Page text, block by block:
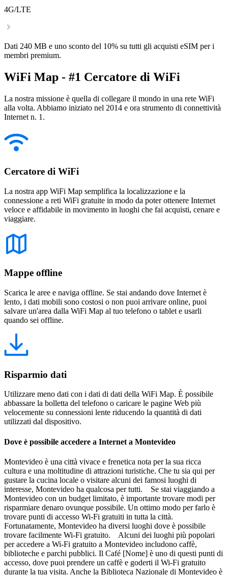
4G/LTE
Dati 240 MB e uno sconto del 10% su tutti gli acquisti eSIM per i
membri premium.
WiFi Map - #1 Cercatore di WiFi
La nostra missione è quella di collegare il mondo in una rete WiFi
alla volta. Abbiamo iniziato nel 2014 e ora strumento di connettività
Internet n. 1.
Cercatore di WiFi
La nostra app WiFi Map semplifica la localizzazione e la
connessione a reti WiFi gratuite in modo da poter ottenere Internet
veloce e affidabile in movimento in luoghi che fai acquisti, cenare e
viaggiare.
Mappe offline
Scarica le aree e naviga offline. Se stai andando dove Internet è
lento, i dati mobili sono costosi o non puoi arrivare online, puoi
salvare un'area dalla WiFi Map al tuo telefono o tablet e usarli
quando sei offline.
Risparmio dati
Utilizzare meno dati con i dati di dati della WiFi Map. È possibile
abbassare la bolletta del telefono o caricare le pagine Web più
velocemente su connessioni lente riducendo la quantità di dati
utilizzati dal dispositivo.
Dove è possibile accedere a Internet a Montevideo
Montevideo è una città vivace e frenetica nota per la sua ricca
cultura e una moltitudine di attrazioni turistiche. Che tu sia qui per
gustare la cucina locale o visitare alcuni dei famosi luoghi di
interesse, Montevideo ha qualcosa per tutti. Se stai viaggiando a
Montevideo con un budget limitato, è importante trovare modi per
risparmiare denaro ovunque possibile. Un ottimo modo per farlo è
trovare punti di accesso Wi-Fi gratuiti in tutta la città.
Fortunatamente, Montevideo ha diversi luoghi dove è possibile
trovare facilmente Wi-Fi gratuito. Alcuni dei luoghi più popolari
per accedere a Wi-Fi gratuito a Montevideo includono caffè,
biblioteche e parchi pubblici. Il Café [Nome] è uno di questi punti di
accesso, dove puoi prendere un caffè e goderti il Wi-Fi gratuito
durante la tua visita. Anche la Biblioteca Nazionale di Montevideo è